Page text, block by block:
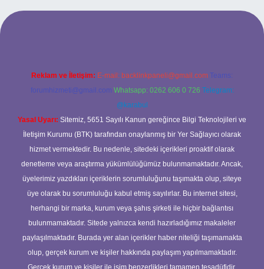
adresi
Reklam ve İletişim: E-mail: backlinkpaneli@gmail.com Teams:
forumhizmeti@gmail.com Whatsapp: 0262 606 0 726 Telegram:
@karabul
Yasal Uyarı: Sitemiz, 5651 Sayılı Kanun gereğince Bilgi Teknolojileri ve
İletişim Kurumu (BTK) tarafından onaylanmış bir Yer Sağlayıcı olarak
hizmet vermektedir. Bu nedenle, sitedeki içerikleri proaktif olarak
denetleme veya araştırma yükümlülüğümüz bulunmamaktadır. Ancak,
üyelerimiz yazdıkları içeriklerin sorumluluğunu taşımakta olup, siteye
üye olarak bu sorumluluğu kabul etmiş sayılırlar. Bu internet sitesi,
herhangi bir marka, kurum veya şahıs şirketi ile hiçbir bağlantısı
bulunmamaktadır. Sitede yalnızca kendi hazırladığımız makaleler
paylaşılmaktadır. Burada yer alan içerikler haber niteliği taşımamakta
olup, gerçek kurum ve kişiler hakkında paylaşım yapılmamaktadır.
Gerçek kurum ve kişiler ile isim benzerlikleri tamamen tesadüfidir.